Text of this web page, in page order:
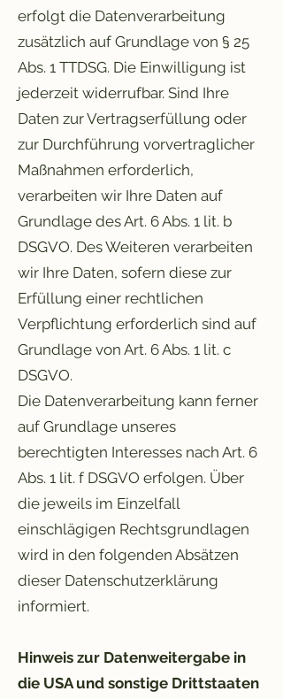
erfolgt die Datenverarbeitung
zusätzlich auf Grundlage von § 25
Abs. 1 TTDSG. Die Einwilligung ist
jederzeit widerrufbar. Sind Ihre
Daten zur Vertragserfüllung oder
zur Durchführung vorvertraglicher
Maßnahmen erforderlich,
verarbeiten wir Ihre Daten auf
Grundlage des Art. 6 Abs. 1 lit. b
DSGVO. Des Weiteren verarbeiten
wir Ihre Daten, sofern diese zur
Erfüllung einer rechtlichen
Verpflichtung erforderlich sind auf
Grundlage von Art. 6 Abs. 1 lit. c
DSGVO.
Die Datenverarbeitung kann ferner
auf Grundlage unseres
berechtigten Interesses nach Art. 6
Abs. 1 lit. f DSGVO erfolgen. Über
die jeweils im Einzelfall
einschlägigen Rechtsgrundlagen
wird in den folgenden Absätzen
dieser Datenschutzerklärung
informiert.
Hinweis zur Datenweitergabe in
die USA und sonstige Drittstaaten